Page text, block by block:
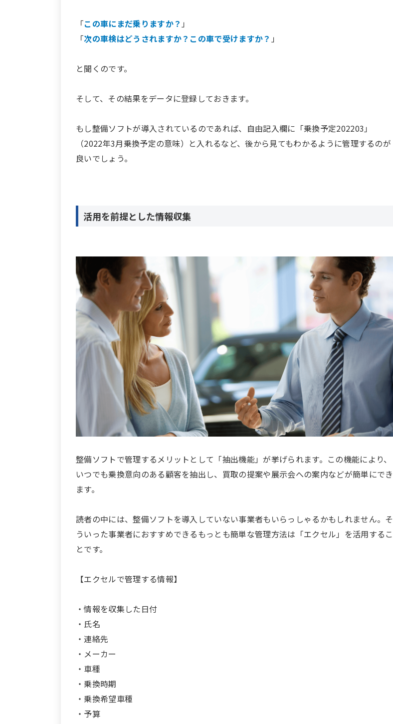
「この車にまだ乗りますか？ 」
「次の車検はどうされますか？この車で受けますか？ 」
と聞くのです。
そして、その結果をデータに登録しておきます。
もし整備ソフトが導入されているのであれば、自由記入欄に「乗換予定202203」
（2022年3月乗換予定の意味）と入れるなど、後から見てもわかるように管理するのが
良いでしょう。
活用を前提とした情報収集
整備ソフトで管理するメリットとして「抽出機能」が挙げられます。この機能により、
いつでも乗換意向のある顧客を抽出し、買取の提案や展示会への案内などが簡単にでき
ます。
読者の中には、整備ソフトを導入していない事業者もいらっしゃるかもしれません。そ
ういった事業者におすすめできるもっとも簡単な管理方法は「エクセル」を活用するこ
とです。
【エクセルで管理する情報】
・情報を収集した日付
・氏名
・連絡先
・メーカー
・車種
・乗換時期
・乗換希望車種
・予算